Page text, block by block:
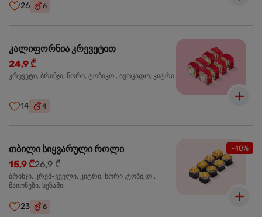
26 6
კალიფორნია კრევეტით
24,9 ₾
კრევეტი, ბრინჯი, ნორი, ტობიკო , ავოკადო, კიტრი
14 4
-40%
თბილი სიყვარული როლი
15,9 ₾26,9 ₾
ბრინჯი, კრემ-ყველი, კიტრი, ნორი ,ტობიკო ,
მაიონეზი, სეზამი
23 6